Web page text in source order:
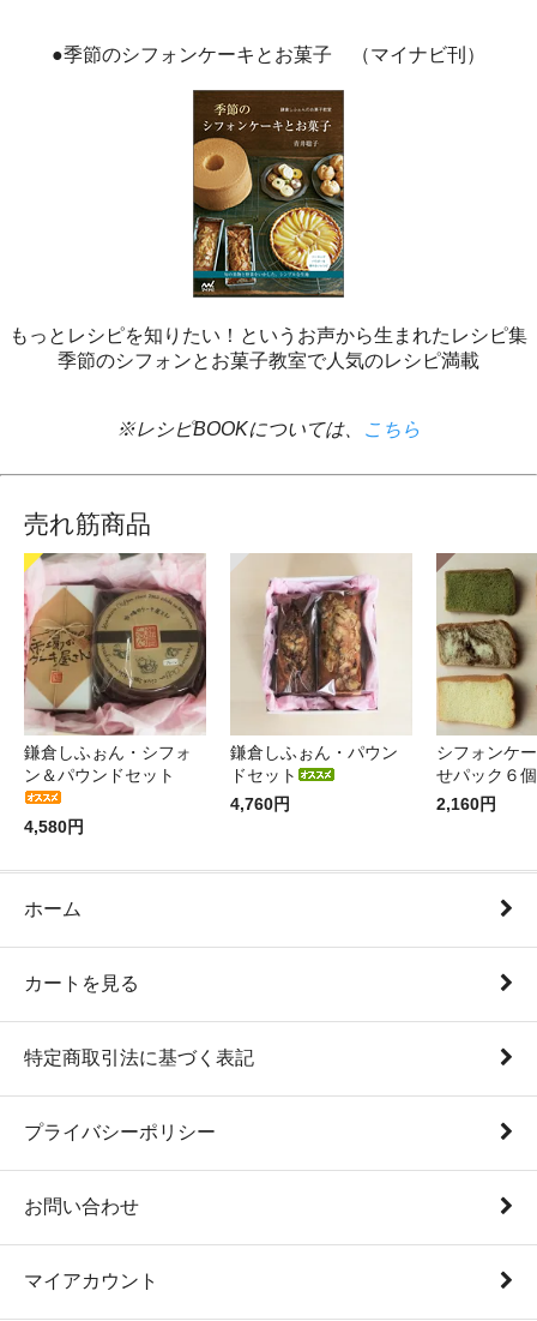
●季節のシフォンケーキとお菓子 （マイナビ刊）
もっとレシピを知りたい！というお声から生まれたレシピ集
季節のシフォンとお菓子教室で人気のレシピ満載
※レシピBOOKについては、 こちら
売れ筋商品
鎌倉しふぉん・シフォ
ン＆パウンドセット
4,580円
鎌倉しふぉん・パウン
ドセット
4,760円
シフォンケ
せパック６
2,160円
ホーム
カートを見る
特定商取引法に基づく表記
プライバシーポリシー
お問い合わせ
マイアカウント